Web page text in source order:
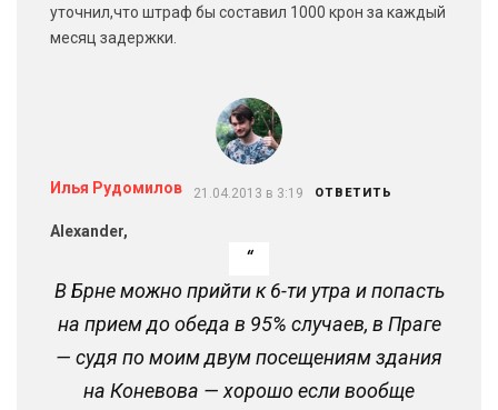
уточнил,что штраф бы составил 1000 крон за каждый
месяц задержки.
Илья Рудомилов 21.04.2013 в 3:19 ОТВЕТИТЬ
Alexander,
В Брне можно прийти к 6-ти утра и попасть
на прием до обеда в 95% случаев, в Праге
— судя по моим двум посещениям здания
на Коневова — хорошо если вообще